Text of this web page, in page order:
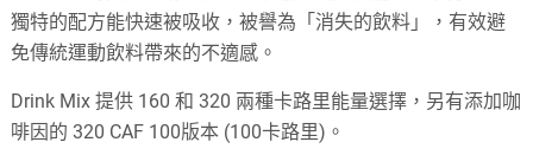
獨特的配方能快速被吸收，被譽為「消失的飲料」，有效避
免傳統運動飲料帶來的不適感。
Drink Mix 提供 160 和 320 兩種卡路里能量選擇，另有添加咖
啡因的 320 CAF 100版本 (100卡路里)。